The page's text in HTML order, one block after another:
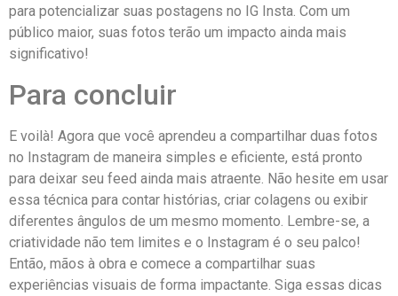
⁣para potencializar suas postagens no IG​ Insta.​ Com um
público⁢ maior, ⁤suas fotos terão um impacto ⁣ainda mais
significativo!
Para concluir
E⁤ voilà! Agora ‍que ⁤você​ aprendeu a compartilhar duas⁣ fotos
no Instagram⁣ de maneira simples e eficiente, está‍ pronto
para deixar seu feed ainda⁤ mais atraente. Não hesite ‍em​ usar
essa ⁤técnica‌ para ‌contar‌ histórias, criar‌ colagens ou exibir
diferentes ângulos de⁣ um mesmo momento. Lembre-se, a
⁢criatividade ⁢não tem limites e o Instagram é ‌o ⁢seu palco!​
Então, mãos⁣ à obra⁣ e comece a compartilhar suas
experiências ⁢visuais ⁢de forma impactante. Siga ​essas dicas